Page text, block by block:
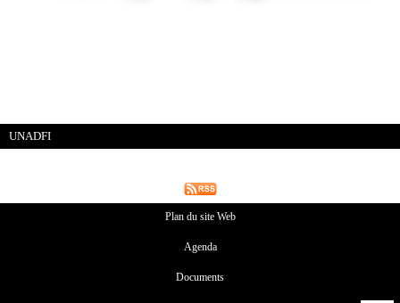
UNADFI
Plan du site Web
Agenda
Documents